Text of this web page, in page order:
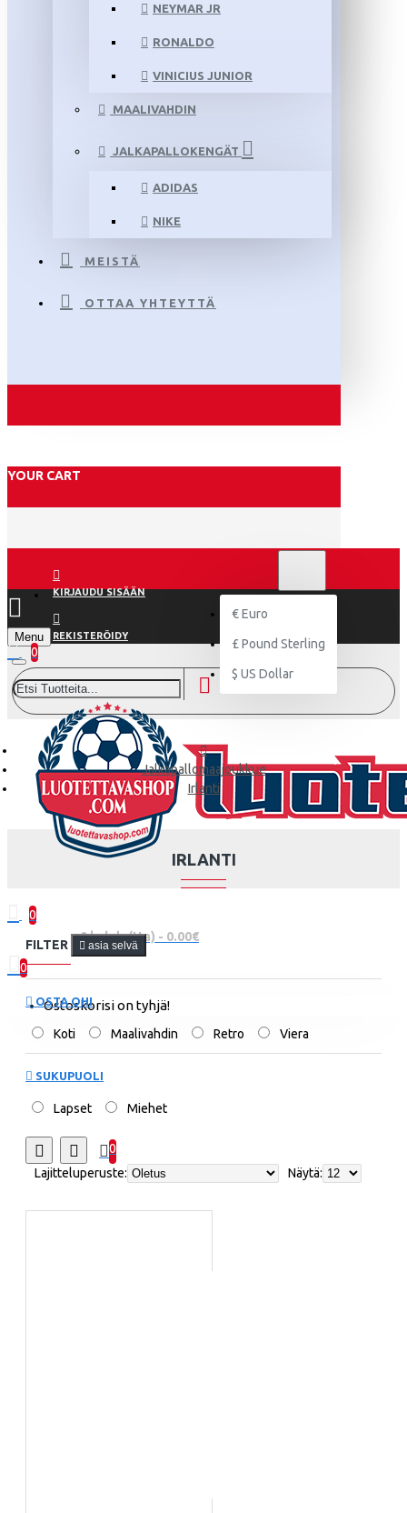
NEYMAR JR
RONALDO
VINICIUS JUNIOR
MAALIVAHDIN
JALKAPALLOKENGÄT
ADIDAS
NIKE
MEISTÄ
OTTAA YHTEYTTÄ
YOUR CART
KIRJAUDU SISÄÄN
REKISTERÖIDY
€ Euro
£ Pound Sterling
$ US Dollar
Menu
0
0
0 kohde(tta) - 0.00€
0
Ostoskorisi on tyhjä!
Jalkapallomaajoukkue
Irlanti
IRLANTI
FILTER asia selvä
OSTA OHI
Koti Maalivahdin Retro Viera
SUKUPUOLI
Lapset Miehet
0
Lajitteluperuste:
Näytä: